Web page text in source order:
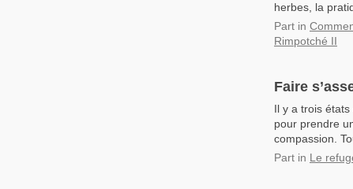
herbes, la
Part in
Rimpotché II
Faire
Il y a trois
pour prendre
compassion.
Part in Le